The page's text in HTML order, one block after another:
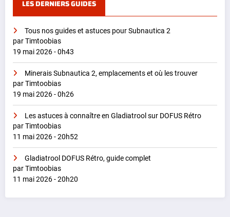
LES DERNIERS GUIDES
Tous nos guides et astuces pour Subnautica 2
par Timtoobias
19 mai 2026 - 0h43
Minerais Subnautica 2, emplacements et où les trouver
par Timtoobias
19 mai 2026 - 0h26
Les astuces à connaître en Gladiatrool sur DOFUS Rétro
par Timtoobias
11 mai 2026 - 20h52
Gladiatrool DOFUS Rétro, guide complet
par Timtoobias
11 mai 2026 - 20h20